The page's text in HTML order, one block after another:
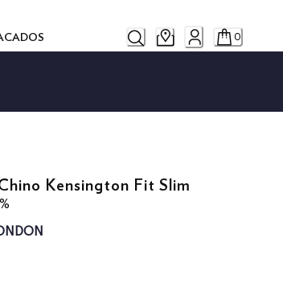
0
Kensington Fit Slim
120 €
84 €